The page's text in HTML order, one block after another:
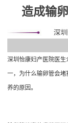
造成输
深圳怡康妇产医院医生
一，为什么输卵管会
养的原因。